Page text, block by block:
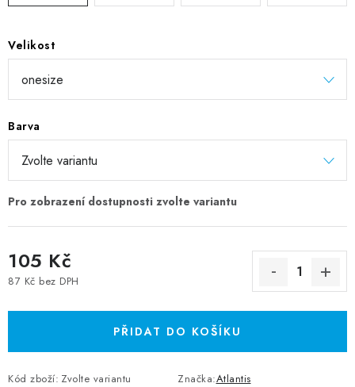
Vánoční trička
Kontakty
Akce a slevy
Velikost
Barva
105 Kč
87 Kč bez DPH
PŘIDAT DO KOŠÍKU
Kód zboží: Zvolte variantu Značka:Atlantis